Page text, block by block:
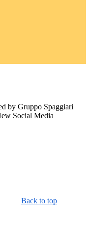
by Gruppo Spaggiari
Social Media
Back to top